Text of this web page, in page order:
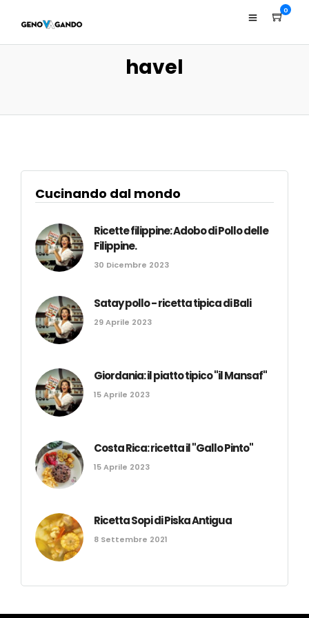
0
havel
Cucinando dal mondo
Ricette filippine: Adobo di Pollo delle
Filippine.
30 Dicembre 2023
Satay pollo - ricetta tipica di Bali
29 Aprile 2023
Giordania: il piatto tipico "il Mansaf"
15 Aprile 2023
Costa Rica: ricetta il "Gallo Pinto"
15 Aprile 2023
Ricetta Sopi di Piska Antigua
8 Settembre 2021